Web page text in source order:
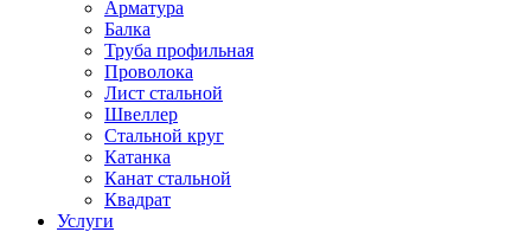
Арматура
Балка
Труба профильная
Проволока
Лист стальной
Швеллер
Стальной круг
Катанка
Канат стальной
Квадрат
Услуги